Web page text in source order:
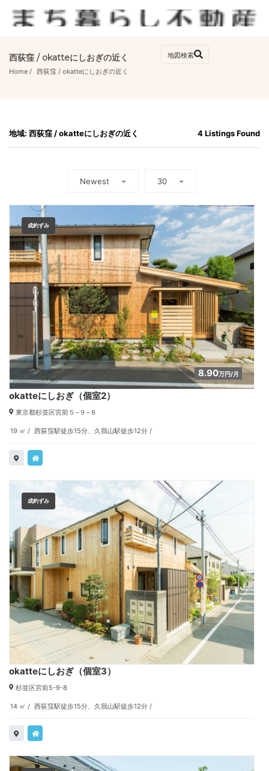
西荻窪 / okatteにしおぎの近く
Home 西荻窪 / okatteにしおぎの近く
地域: 西荻窪 / okatteにしおぎの近く 4 Listings Found
Newest 30
成約ずみ
8.90万円/月
okatteにしおぎ（個室2）
東京都杉並区宮前５−９−８
19 ㎡ 西荻窪駅徒歩15分、久我山駅徒歩12分
成約ずみ
okatteにしおぎ（個室3）
杉並区宮前5-9-8
14 ㎡ 西荻窪駅徒歩15分、久我山駅徒歩12分